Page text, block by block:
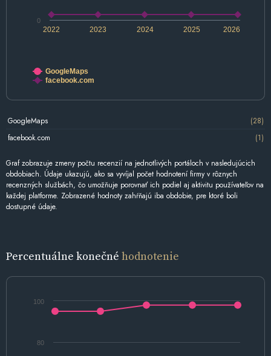
2022 2024 2026
2023 2025
0
GoogleMaps
facebook.com
GoogleMaps
(28)
facebook.com
(1)
Graf zobrazuje zmeny počtu recenzií na jednotlivých portáloch v nasledujúcich
obdobiach. Údaje ukazujú, ako sa vyvíjal počet hodnotení firmy v rôznych
recenzných službách, čo umožňuje porovnať ich podiel aj aktivitu používateľov na
každej platforme. Zobrazené hodnoty zahŕňajú iba obdobie, pre ktoré boli
dostupné údaje.
Percentuálne konečné hodnotenie
80
100